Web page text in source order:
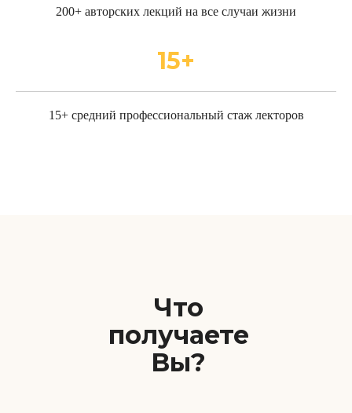
200+ авторских лекций на все случаи жизни
15+
15+ средний профессиональный стаж лекторов
Что
получаете
Вы?